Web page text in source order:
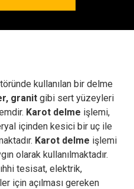
kullanılan bir delme
granit gibi sert yüzeyleri
Karot delme işlemi,
içinden kesici bir uç ile
Karot delme işlemi
olarak kullanılmaktadır.
tesisat, elektrik,
için açılması gereken